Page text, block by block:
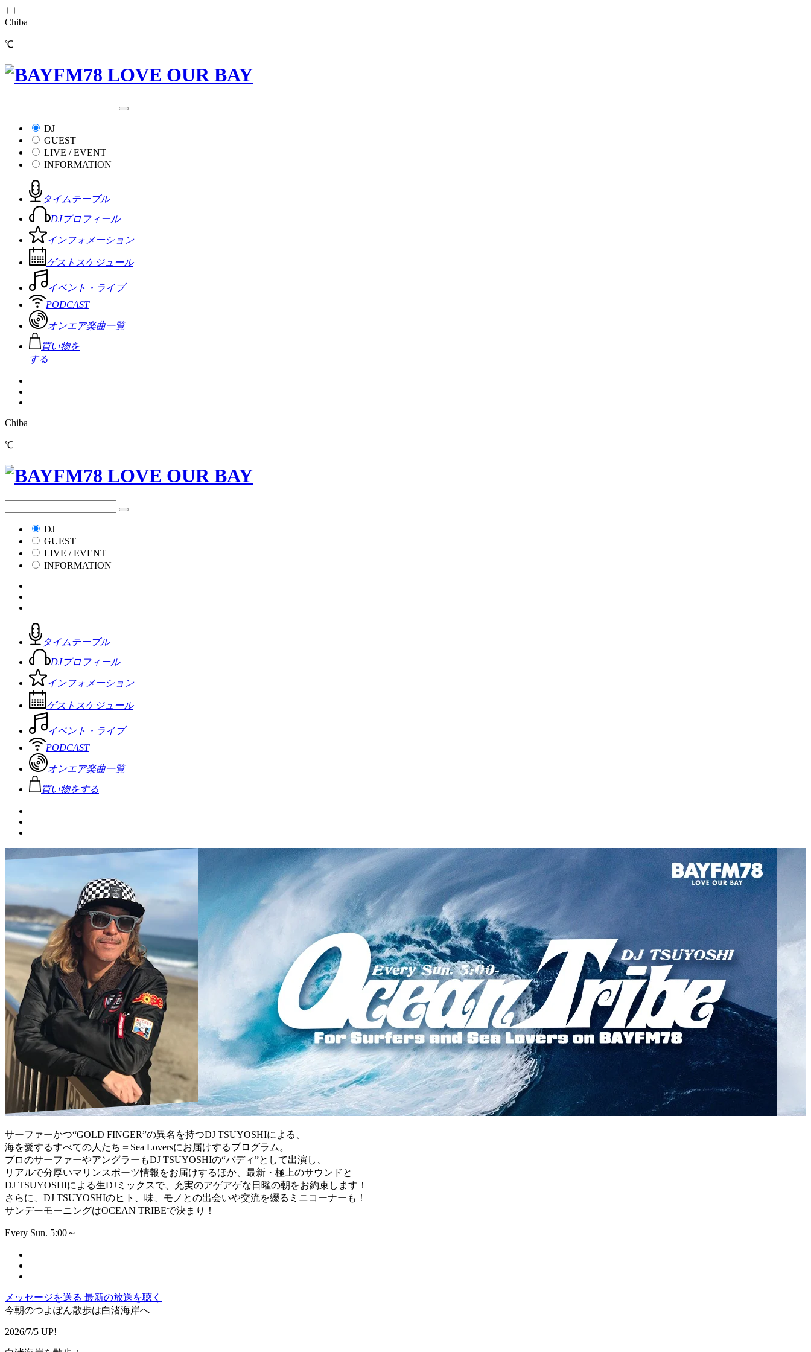
Chiba
℃
DJ
GUEST
LIVE / EVENT
INFORMATION
タイムテーブル
DJプロフィール
インフォメーション
ゲストスケジュール
イベント・ライブ
PODCAST
オンエア楽曲一覧
買い物を
する
Chiba
℃
DJ
GUEST
LIVE / EVENT
INFORMATION
タイムテーブル
DJプロフィール
インフォメーション
ゲストスケジュール
イベント・ライブ
PODCAST
オンエア楽曲一覧
買い物をする
サーファーかつ“GOLD FINGER”の異名を持つDJ TSUYOSHIによる、
海を愛するすべての人たち＝Sea Loversにお届けするプログラム。
プロのサーファーやアングラーもDJ TSUYOSHIの“バディ”として出演し、
リアルで分厚いマリンスポーツ情報をお届けするほか、最新・極上のサウンドと
DJ TSUYOSHIによる生DJミックスで、充実のアゲアゲな日曜の朝をお約束します！
さらに、DJ TSUYOSHIのヒト、味、モノとの出会いや交流を綴るミニコーナーも！
サンデーモーニングはOCEAN TRIBEで決まり！
Every Sun. 5:00～
メッセージを送る 最新の放送を聴く
今朝のつよぽん散歩は白渚海岸へ
2026/7/5 UP!